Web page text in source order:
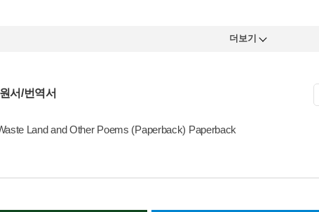
더보기
서/번역서
Land and Other Poems (Paperback) Paperback